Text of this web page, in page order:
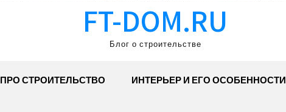
FT-DOM.RU
Блог о строительстве
ПРО СТРОИТЕЛЬСТВО ИНТЕРЬЕР И ЕГО ОСОБЕННОСТИ